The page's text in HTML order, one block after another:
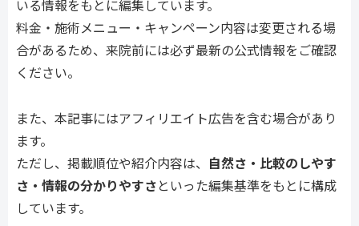
いる情報をもとに編集しています。
料金・施術メニュー・キャンペーン内容は変更される場
合があるため、来院前には必ず最新の公式情報をご確認
ください。
また、本記事にはアフィリエイト広告を含む場合があり
ます。
ただし、掲載順位や紹介内容は、 自然さ・比較のしやす
さ・情報の分かりやすさといった編集基準をもとに構成
しています。